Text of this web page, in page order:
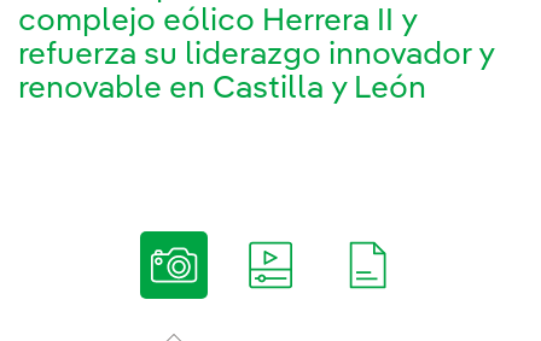
complejo eólico Herrera II y
refuerza su liderazgo innovador y
renovable en Castilla y León